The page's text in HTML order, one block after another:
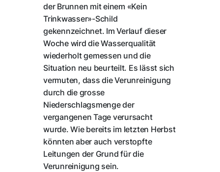
der Brunnen mit einem «Kein
Trinkwasser»-Schild
gekennzeichnet. Im Verlauf dieser
Woche wird die Wasserqualität
wiederholt gemessen und die
Situation neu beurteilt. Es lässt sich
vermuten, dass die Verunreinigung
durch die grosse
Niederschlagsmenge der
vergangenen Tage verursacht
wurde. Wie bereits im letzten Herbst
könnten aber auch verstopfte
Leitungen der Grund für die
Verunreinigung sein.